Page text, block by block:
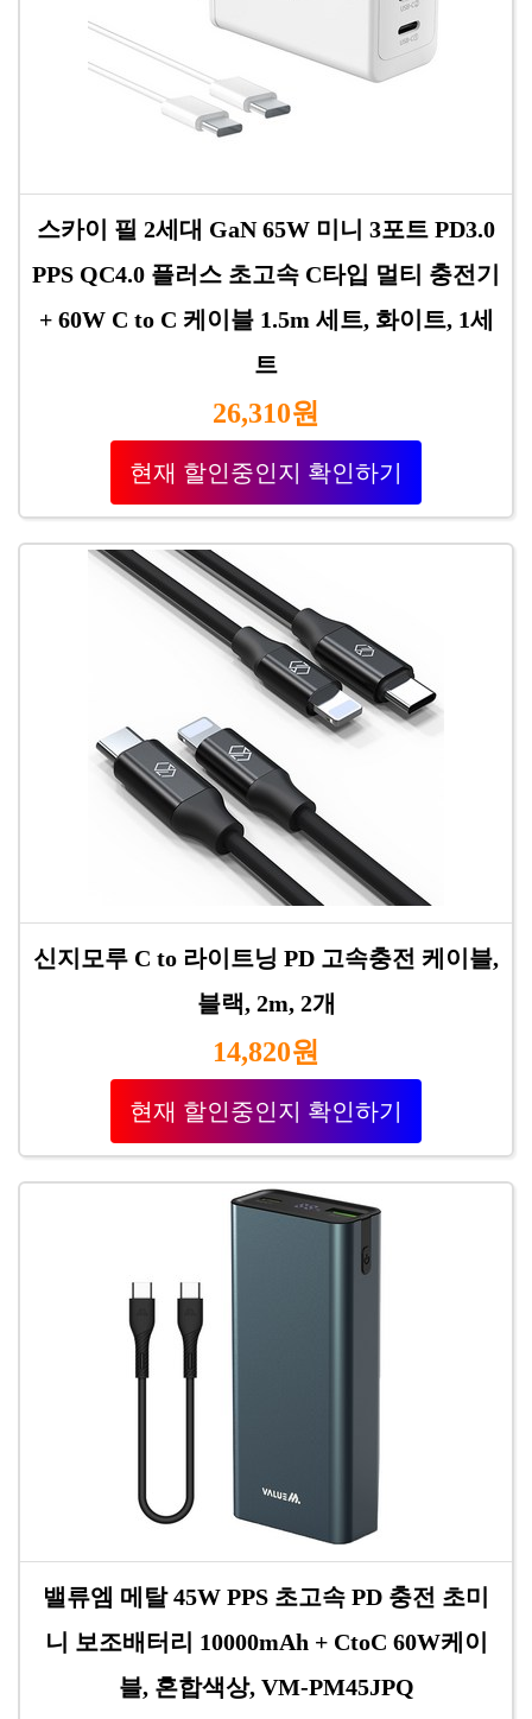
스카이 필 2세대 GaN 65W 미니 3포트 PD3.0
PPS QC4.0 플러스 초고속 C타입 멀티 충전기
+ 60W C to C 케이블 1.5m 세트, 화이트, 1세
트
26,310원
현재 할인중인지 확인하기
신지모루 C to 라이트닝 PD 고속충전 케이블,
블랙, 2m, 2개
14,820원
현재 할인중인지 확인하기
밸류엠 메탈 45W PPS 초고속 PD 충전 초미
니 보조배터리 10000mAh + CtoC 60W케이
블, 혼합색상, VM-PM45JPQ